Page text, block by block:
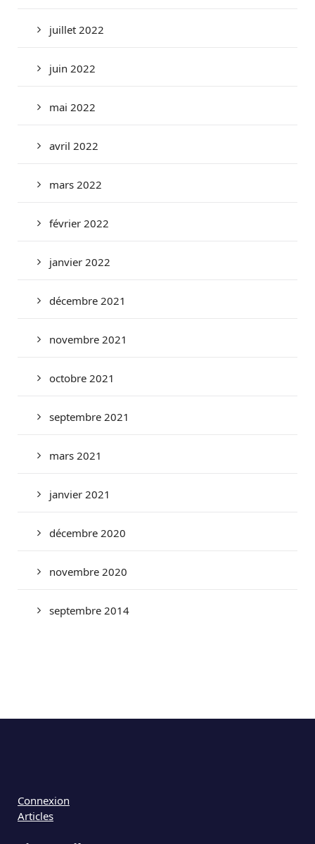
juillet 2022
juin 2022
mai 2022
avril 2022
mars 2022
février 2022
janvier 2022
décembre 2021
novembre 2021
octobre 2021
septembre 2021
mars 2021
janvier 2021
décembre 2020
novembre 2020
septembre 2014
Connexion
Articles